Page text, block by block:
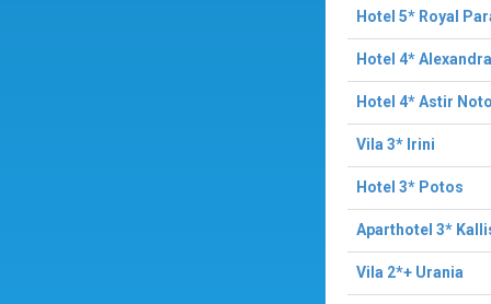
Hotel 5* Royal
Hotel 4*
Hotel 4* Astir
Vila 3* Irini
Hotel 3* Potos
Aparthotel 3*
Vila 2*+ Urania